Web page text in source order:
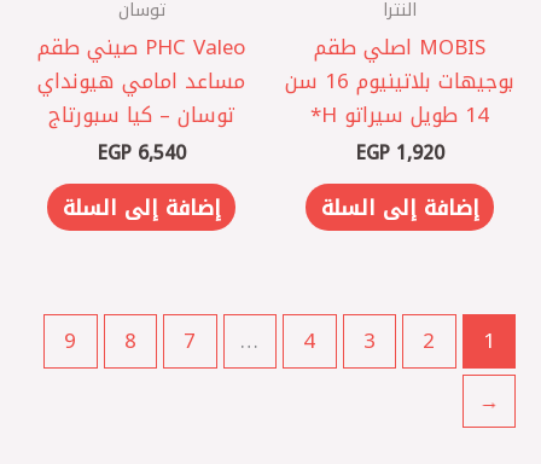
النترا
MOBIS اصلي ‎طقم
بوجيهات بلاتينيوم 16 سن
14 طويل سيراتو H*
EGP1,920
إضافة إلى السلة
توسان
PHC Valeo صيني ‎طقم
مساعد امامي هيونداي
توسان – كيا سبورتاج
EGP6,540
إضافة إلى السلة
1
2
3
4
…
7
8
9
←